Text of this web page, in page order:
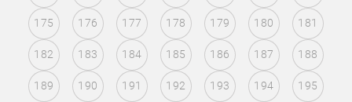
175 176 177 178 179 180 181
182 183 184 185 186 187 188
189 190 191 192 193 194 195